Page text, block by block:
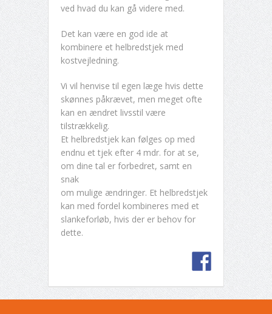
ved hvad du kan gå videre med.
Det kan være en god ide at
kombinere et helbredstjek med
kostvejledning.
Vi vil henvise til egen læge hvis dette
skønnes påkrævet, men meget ofte
kan en ændret livsstil være
tilstrækkelig.
Et helbredstjek kan følges op med
endnu et tjek efter 4 mdr. for at se,
om dine tal er forbedret, samt en
snak
om mulige ændringer. Et helbredstjek
kan med fordel kombineres med et
slankeforløb, hvis der er behov for
dette.